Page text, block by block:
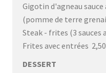
Gigotin d'agneau
(pomme de terre
Steak - frites (3 sauces
Frites avec entrées
DESSERT